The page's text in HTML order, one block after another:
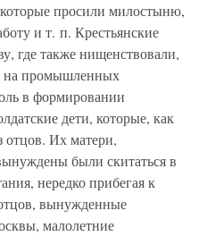
просили милостыню,
и т. п. Крестьянские
где также нищенствовали,
на промышленных
в формировании
дети, которые, как
отцов. Их матери,
были скитаться в
нередко прибегая к
вынужденные
малолетние